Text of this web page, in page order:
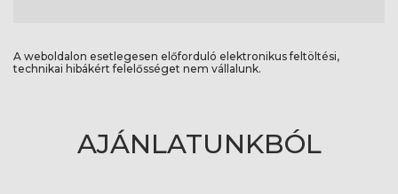
A weboldalon esetlegesen előforduló elektronikus feltöltési,
technikai hibákért felelősséget nem vállalunk.
AJÁNLATUNKBÓL